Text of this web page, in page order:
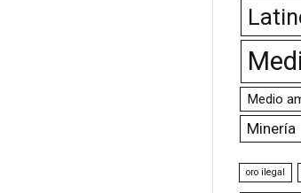
Medio
Minería
oro ilegal